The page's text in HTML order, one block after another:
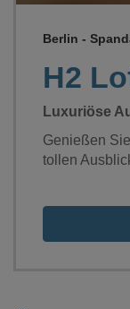
H2
Berlin -
Luxuriöse
Genießen
tollen